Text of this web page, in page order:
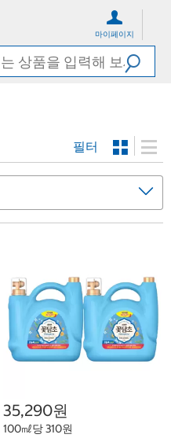
마이페이지
필터
35,290원
100㎖당 310원